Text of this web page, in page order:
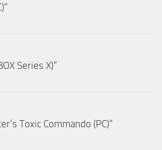
Series X)“
Toxic Commando (PC)“